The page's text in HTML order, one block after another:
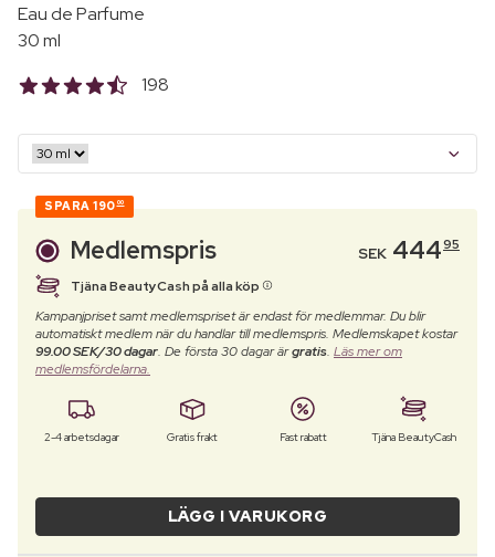
Eau de Parfume
30 ml
198
SPARA 190 00
Medlemspris SEK 44495
Tjäna BeautyCash på alla köp
Kampanjpriset samt medlemspriset är endast för medlemmar. Du blir
automatiskt medlem när du handlar till medlemspris. Medlemskapet kostar
99.00 SEK/30 dagar. De första 30 dagar ärgratis. Läs mer om
medlemsfördelarna.
2-4 arbetsdagar Gratis frakt Fast rabatt Tjäna BeautyCash
LÄGG I VARUKORG